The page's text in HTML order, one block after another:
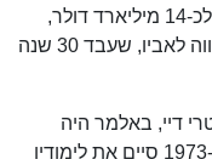
פורד. מסופר עליו כי גם כאשר הונו הגיע לכ-14 מיליארד דולר,
הוא נהג במכונית לינקולן קונטיננטל, כמחווה לאביו, שעבד 30 שנה
דיי, באלמר היה
מנהל קבוצת הכדורסל של בית הספר. ב-1973 סיים את לימודיו